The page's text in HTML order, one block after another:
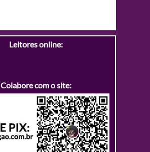
Leitores online:
Colabore com o site: